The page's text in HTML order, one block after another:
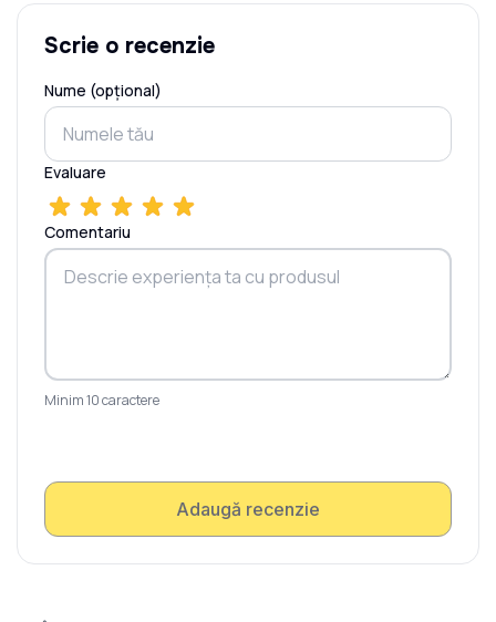
Scrie o recenzie
Nume (opțional)
Evaluare
Comentariu
Minim 10 caractere
Adaugă recenzie